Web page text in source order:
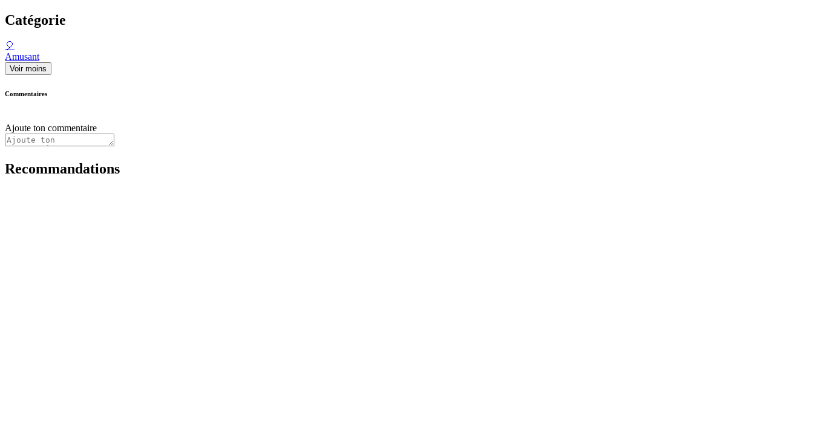
Catégorie
🎈
Amusant
Voir moins
Commentaires
Ajoute ton commentaire
Recommandations